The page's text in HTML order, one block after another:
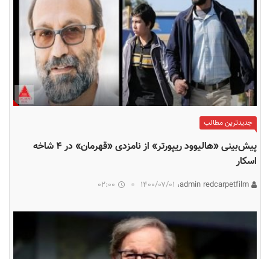
جدیدترین مطالب
پیش‌بینی «هالیوود ریپورتر» از نامزدی «قهرمان» در ۴ شاخه
اسکار
۱۴۰۰/۰۷/۰۱ 02:00